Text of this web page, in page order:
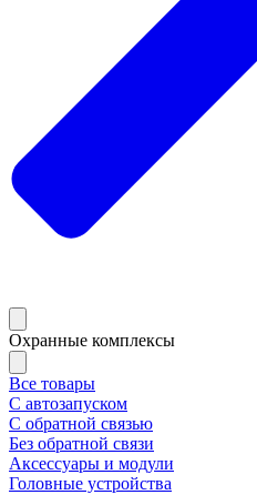
Охранные комплексы
Все товары
С автозапуском
С обратной связью
Без обратной связи
Аксессуары и модули
Головные устройства